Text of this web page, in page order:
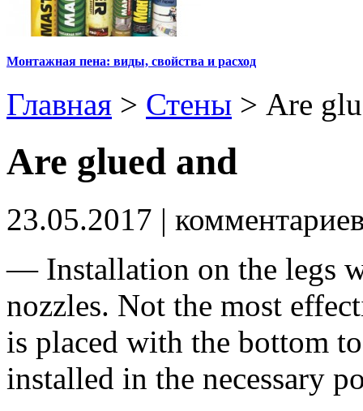
Монтажная пена: виды, свойства и расход
Главная > Стены > Are
Are glued and
23.05.2017 |
— Installation on the legs
nozzles. Not the most
is placed with the bottom
installed in the necessary